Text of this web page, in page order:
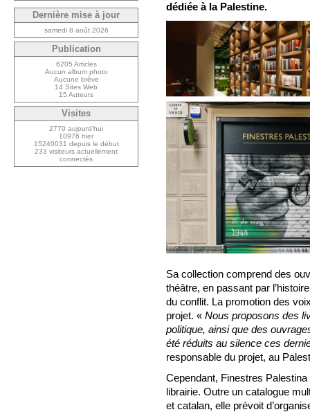
dédiée à la Palestine.
Sa collection comprend des
théâtre, en passant par
du conflit. La promotion des
projet. « Nous proposons des
politique, ainsi que des
été réduits au silence ces
responsable du projet, au
Cependant, Finestres Palestina
librairie. Outre un catalogue
et catalan, elle prévoit
Dernière mise à jour
samedi 8 août 2026
Publication
6205 Articles
Aucun album photo
Aucune brève
14 Sites Web
15 Auteurs
Visites
2770 aujourd’hui
10976 hier
15240031 depuis le début
233 visiteurs actuellement
connectés